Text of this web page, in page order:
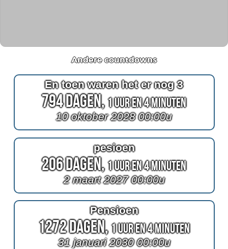
Andere countdowns
En toen waren het er nog 3
794 Dagen,1 Uur en 4 Minuten
10 oktober 2028 00:00u
pesioen
206 Dagen,1 Uur en 4 Minuten
2 maart 2027 00:00u
Pensioen
1272 Dagen,1 Uur en 4 Minuten
31 januari 2030 00:00u